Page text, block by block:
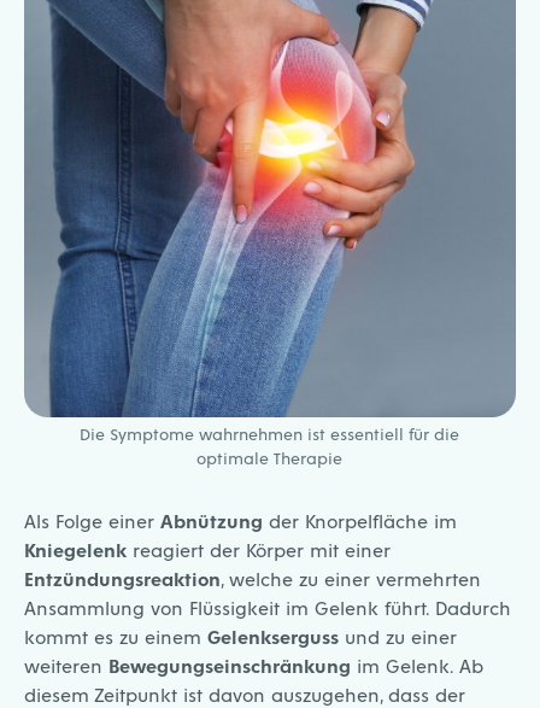
Die Symptome wahrnehmen ist essentiell für die
optimale Therapie
Als Folge einer Abnützung der Knorpelfläche im
Kniegelenk reagiert der Körper mit einer
Entzündungsreaktion, welche zu einer vermehrten
Ansammlung von Flüssigkeit im Gelenk führt. Dadurch
kommt es zu einem Gelenkserguss und zu einer
weiteren Bewegungseinschränkung im Gelenk. Ab
diesem Zeitpunkt ist davon auszugehen, dass der